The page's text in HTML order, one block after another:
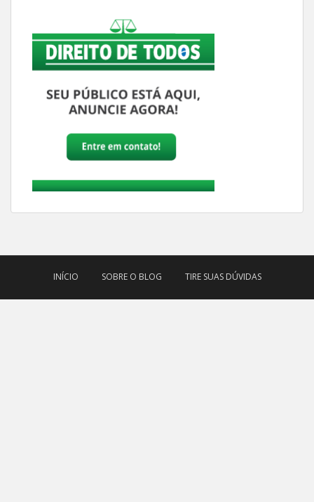
INÍCIO SOBRE O BLOG TIRE SUAS DÚVIDAS